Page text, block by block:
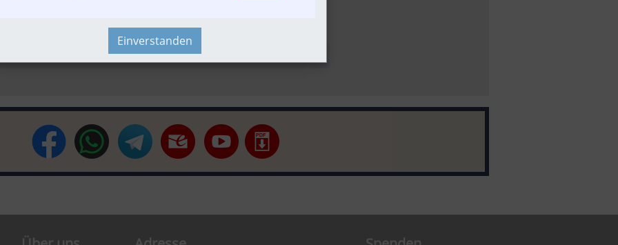
Personal Time-Event
Einverstanden